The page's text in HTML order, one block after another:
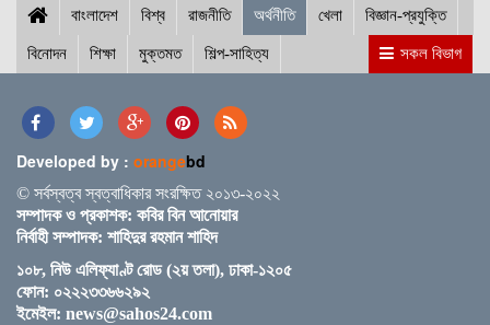
আইসিসি জুন মাসের সেরার দৌড়ে রোহিত-বুমরাহ ও গুরবাজ
স্পিকারের সাথে মালয়েশিয়ার হাউজ অব রিপ্রেজেনটেটিভের
স্পিকারের বৈঠক
ছাত্র-ছাত্রীদের সুনাগরিক হিসেবে গড়ে ওঠার আহ্বান সিমিন
হোসেন রিমির
বাংলাদেশ বিশ্ব রাজনীতি অর্থনীতি খেলা বিজ্ঞান-প্রযুক্তি
বিনোদন শিক্ষা মুক্তমত শিল্প-সাহিত্য সকল বিভাগ
Developed by : orangebd
© সর্বস্বত্ব স্বত্বাধিকার সংরক্ষিত ২০১৩-২০২২
সম্পাদক ও প্রকাশক: কবির বিন আনোয়ার
নির্বাহী সম্পাদক: শাহিদুর রহমান শাহিদ
১০৮, নিউ এলিফ্যাণ্ট রোড (২য় তলা), ঢাকা-১২০৫
ফোন: ০২২২৩৩৬৬২৯২
ইমেইল: news@sahos24.com